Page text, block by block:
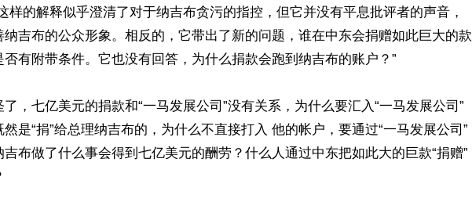
样的解释似乎澄清了对于纳吉布贪污的指控，但它并没有平息批评者的声音，
纳吉布的公众形象。相反的，它带出了新的问题，谁在中东会捐赠如此巨大的款
否有附带条件。它也没有回答，为什么捐款会跑到纳吉布的账户？”
，七亿美元的捐款和“一马发展公司”没有关系，为什么要汇入“一马发展公司”
然是“捐”给总理纳吉布的，为什么不直接打入 他的帐户，要通过“一马发展公司”
吉布做了什么事会得到七亿美元的酬劳？什么人通过中东把如此大的巨款“捐赠”